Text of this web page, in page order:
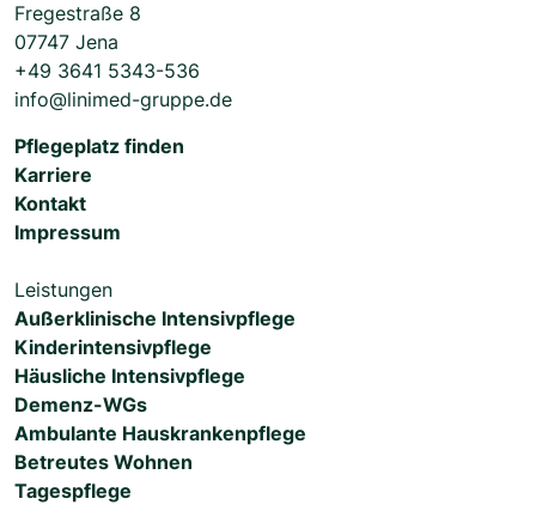
Fregestraße 8
07747 Jena
+49 3641 5343-536
info@linimed-gruppe.de
Pflegeplatz finden
Karriere
Kontakt
Impressum
Leistungen
Außerklinische Intensivpflege
Kinderintensivpflege
Häusliche Intensivpflege
Demenz-WGs
Ambulante Hauskrankenpflege
Betreutes Wohnen
Tagespflege